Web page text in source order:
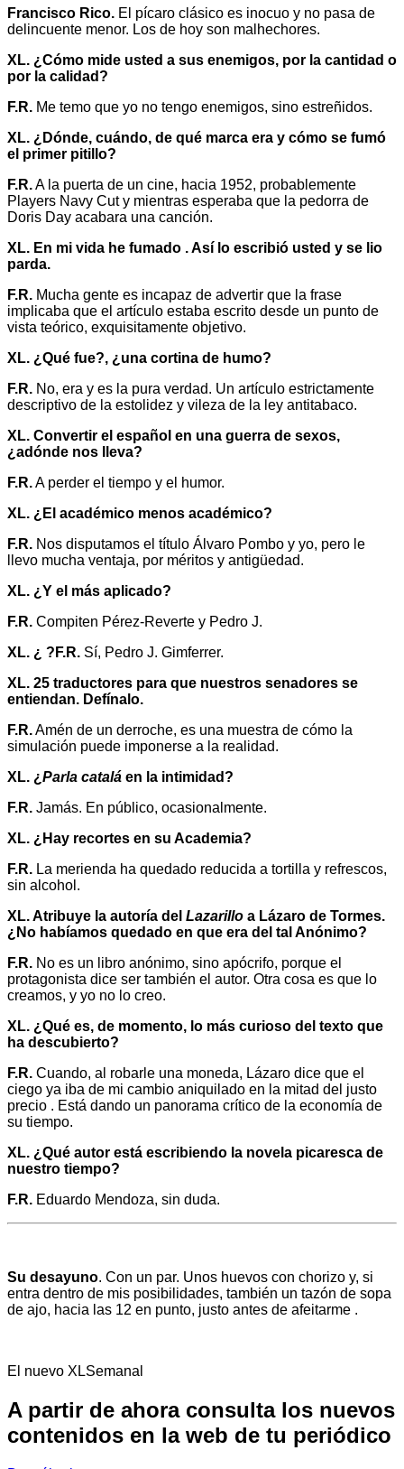
Francisco Rico. El pícaro clásico es inocuo y no pasa de
delincuente menor. Los de hoy son malhechores.
XL. ¿Cómo mide usted a sus enemigos, por la cantidad o
por la calidad?
F.R. Me temo que yo no tengo enemigos, sino estreñidos.
XL. ¿Dónde, cuándo, de qué marca era y cómo se fumó
el primer pitillo?
F.R.A la puerta de un cine, hacia 1952, probablemente
Players Navy Cut y mientras esperaba que la pedorra de
Doris Day acabara una canción.
XL. En mi vida he fumado . Así lo escribió usted y se lio
parda.
F.R. Mucha gente es incapaz de advertir que la frase
implicaba que el artículo estaba escrito desde un punto de
vista teórico, exquisitamente objetivo.
XL. ¿Qué fue?, ¿una cortina de humo?
F.R. No, era y es la pura verdad. Un artículo estrictamente
descriptivo de la estolidez y vileza de la ley antitabaco.
XL. Convertir el español en una guerra de sexos,
¿adónde nos lleva?
F.R.A perder el tiempo y el humor.
XL. ¿El académico menos académico?
F.R. Nos disputamos el título Álvaro Pombo y yo, pero le
llevo mucha ventaja, por méritos y antigüedad.
XL. ¿Y el más aplicado?
F.R. Compiten Pérez-Reverte y Pedro J.
XL. ¿ ?F.R. Sí, Pedro J. Gimferrer.
XL. 25 traductores para que nuestros senadores se
entiendan. Defínalo.
F.R.Amén de un derroche, es una muestra de cómo la
simulación puede imponerse a la realidad.
XL. ¿Parla catalá en la intimidad?
F.R. Jamás. En público, ocasionalmente.
XL. ¿Hay recortes en su Academia?
F.R. La merienda ha quedado reducida a tortilla y refrescos,
sin alcohol.
XL. Atribuye la autoría del Lazarillo a Lázaro de Tormes.
¿No habíamos quedado en que era del tal Anónimo?
F.R. No es un libro anónimo, sino apócrifo, porque el
protagonista dice ser también el autor. Otra cosa es que lo
creamos, y yo no lo creo.
XL. ¿Qué es, de momento, lo más curioso del texto que
ha descubierto?
F.R. Cuando, al robarle una moneda, Lázaro dice que el
ciego ya iba de mi cambio aniquilado en la mitad del justo
precio . Está dando un panorama crítico de la economía de
su tiempo.
XL. ¿Qué autor está escribiendo la novela picaresca de
nuestro tiempo?
F.R. Eduardo Mendoza, sin duda.
Su desayuno. Con un par. Unos huevos con chorizo y, si
entra dentro de mis posibilidades, también un tazón de sopa
de ajo, hacia las 12 en punto, justo antes de afeitarme .
El nuevo XLSemanal
A partir de ahora consulta los nuevos
contenidos en la web de tu periódico